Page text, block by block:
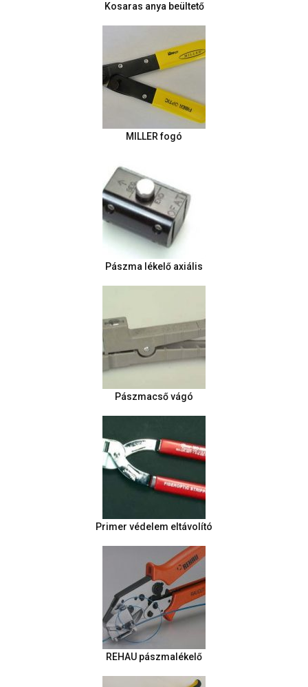
Kosaras anya beültető
MILLER fogó
Pászma lékelő axiális
Pászmacső vágó
Primer védelem eltávolító
REHAU pászmalékelő